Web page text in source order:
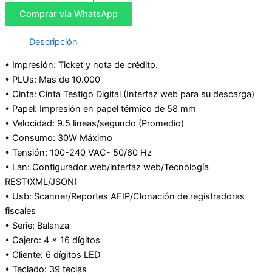
Comprar via WhatsApp
Descripción
• Impresión: Ticket y nota de crédito.
• PLUs: Mas de 10.000
• Cinta: Cinta Testigo Digital (Interfaz web para su descarga)
• Papel: Impresión en papel térmico de 58 mm
• Velocidad: 9.5 lineas/segundo (Promedio)
• Consumo: 30W Máximo
• Tensión: 100-240 VAC- 50/60 Hz
• Lan: Configurador web/interfaz web/Tecnología
REST(XML/JSON)
• Usb: Scanner/Reportes AFIP/Clonación de registradoras
fiscales
• Serie: Balanza
• Cajero: 4 x 16 dígitos
• Cliente: 6 dígitos LED
• Teclado: 39 teclas